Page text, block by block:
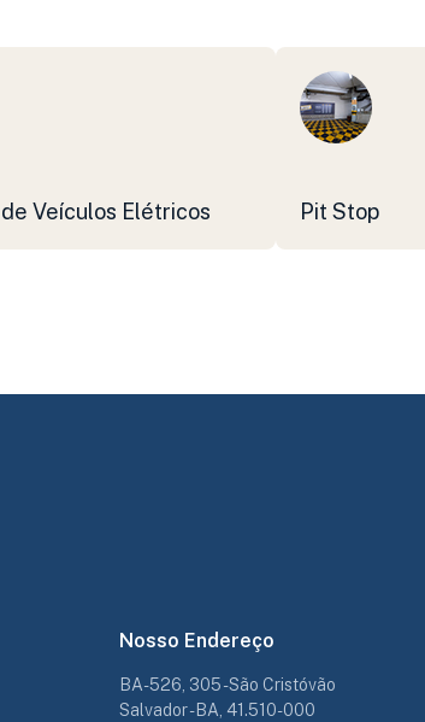
Veículos Elétricos Pit Stop
Nosso Endereço
BA-526, 305 - São Cristóvão
Salvador - BA, 41.510-000